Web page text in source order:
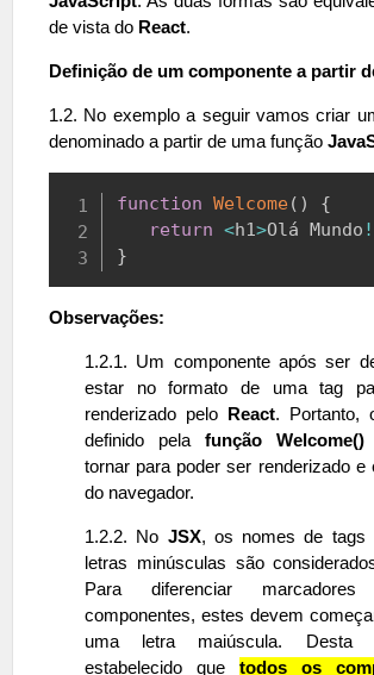
de vista do React.
Definição de um componente a partir
1.2. No exemplo a seguir vamos criar
denominado a partir de uma função
function Welcome( )
{
return <h1>Olá Mundo !
}
Observações:
1.2.1. Um componente após ser
estar no formato de uma tag
renderizado pelo React. Portanto,
definido pela função Welcome()
tornar para poder ser renderizado e
do navegador.
1.2.2. No JSX, os nomes de tags
letras minúsculas são
Para diferenciar marcadores
componentes, estes devem
uma letra maiúscula. Desta
estabelecido que
todos os